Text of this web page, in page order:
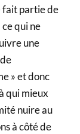
fait partie de
qui ne
une
» et donc
qui mieux
nuire au
à côté de